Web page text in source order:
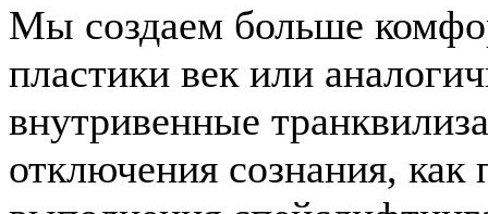
Мы создаем больше
пластики век или
внутривенные
отключения сознания,